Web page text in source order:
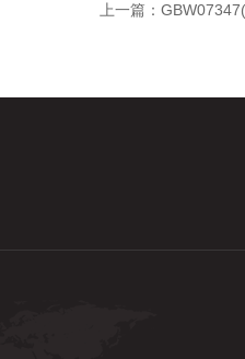
上一篇：